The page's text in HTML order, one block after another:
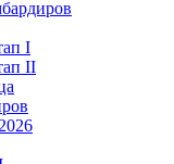
I
II